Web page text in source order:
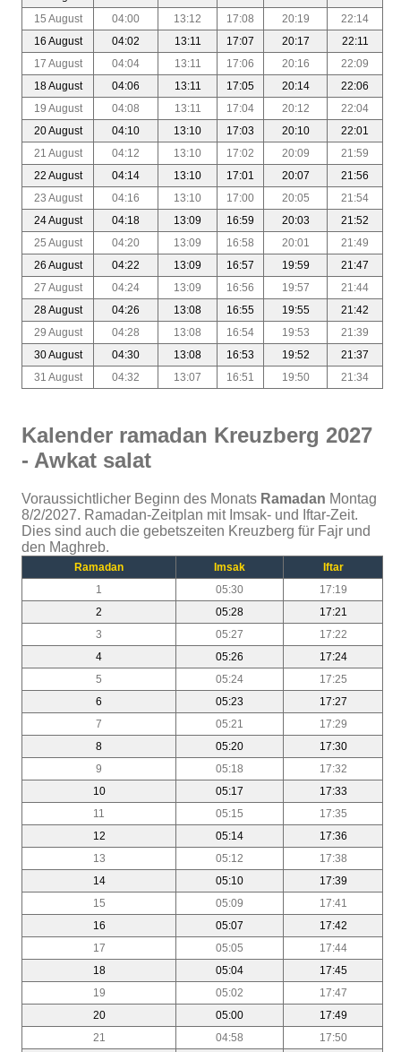
15 August
04:00 13:12 17:08 20:19
22:14
16 August
04:02 13:11 17:07 20:17
22:11
17 August
04:04 13:11 17:06 20:16
22:09
18 August
04:06 13:11 17:05 20:14
22:06
19 August
04:08 13:11 17:04 20:12
22:04
20 August
04:10 13:10 17:03 20:10
22:01
21 August
04:12 13:10 17:02 20:09
21:59
22 August
04:14 13:10 17:01 20:07
21:56
23 August
04:16 13:10 17:00 20:05
21:54
24 August
04:18 13:09 16:59 20:03
21:52
25 August
04:20 13:09 16:58 20:01
21:49
26 August
04:22 13:09 16:57 19:59
21:47
27 August
04:24 13:09 16:56 19:57
21:44
28 August
04:26 13:08 16:55 19:55
21:42
29 August
04:28 13:08 16:54 19:53
21:39
30 August
04:30 13:08 16:53 19:52
21:37
31 August
04:32 13:07 16:51 19:50 21:34
Kalender ramadan Kreuzberg 2027
- Awkat salat
Voraussichtlicher Beginn des Monats Ramadan Montag
8/2/2027. Ramadan-Zeitplan mit Imsak- und Iftar-Zeit.
Dies sind auch die gebetszeiten Kreuzberg für Fajr und
den Maghreb.
Ramadan Imsak
Iftar
1
05:30
17:19
2
05:28
17:21
3
05:27
17:22
4
05:26
17:24
5
05:24
17:25
6
05:23
17:27
7
05:21
17:29
8
05:20
17:30
9
05:18
17:32
10
05:17
17:33
11
05:15
17:35
12
05:14
17:36
13
05:12
17:38
14
05:10
17:39
15
05:09
17:41
16
05:07
17:42
17
05:05
17:44
18
05:04
17:45
19
05:02
17:47
20
05:00
17:49
21
04:58
17:50